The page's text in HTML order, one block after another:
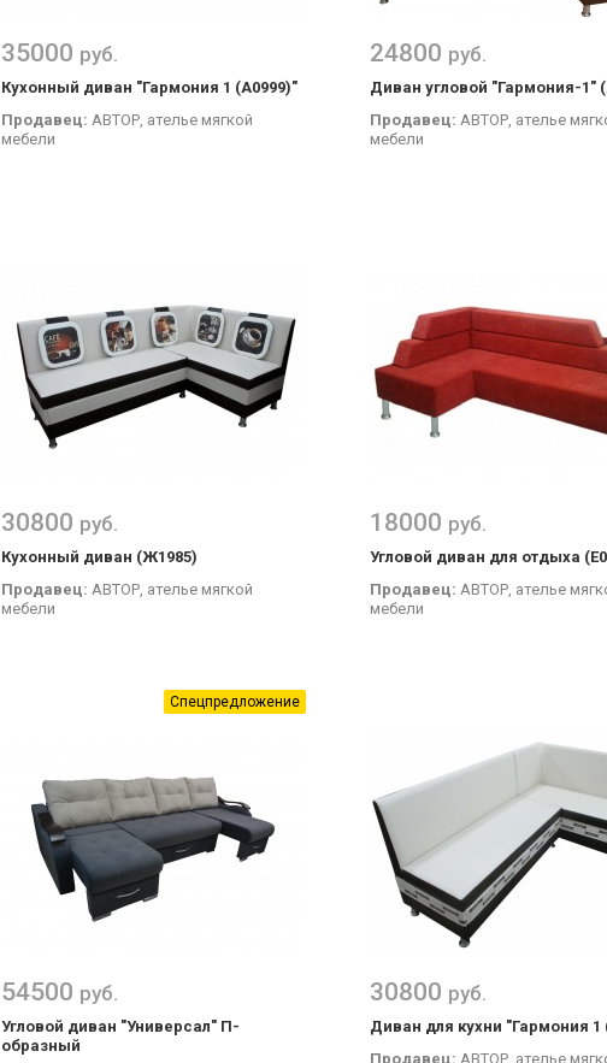
35000 руб.
Кухонный диван "Гармония 1 (А0999)"
Продавец: АВТОР, ателье мягкой
мебели
24800 руб.
Диван угловой "Гармония-1"
Продавец: АВТОР, ателье
мебели
30800 руб.
Кухонный диван (Ж1985)
Продавец: АВТОР, ателье мягкой
мебели
18000 руб.
Угловой диван для отдыха
Продавец: АВТОР, ателье
мебели
Спецпредложение
54500 руб.
Угловой диван "Универсал" П-
образный
30800 руб.
Диван для кухни "Гармония 1
Продавец: АВТОР, ателье